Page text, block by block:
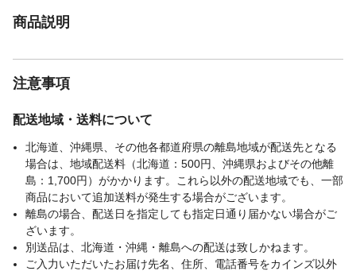
商品説明
注意事項
配送地域・送料について
北海道、沖縄県、その他各都道府県の離島地域が配送先となる
場合は、地域配送料（北海道：500円、沖縄県およびその他離
島：1,700円）がかかります。これら以外の配送地域でも、一部
商品において追加送料が発生する場合がございます。
離島の場合、配送日を指定しても指定日通り届かない場合がご
ざいます。
別送品は、北海道・沖縄・離島への配送は致しかねます。
ご入力いただいたお届け先名、住所、電話番号をカインズ以外